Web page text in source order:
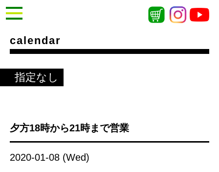
calendar
指定なし
夕方18時から21時まで営業
2020-01-08 (Wed)